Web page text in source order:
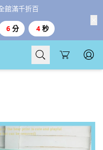
館滿千折百
6 分 2 秒
Cart